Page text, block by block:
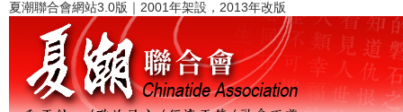
夏潮聯合會網站3.0版｜2001年架設，2013年改版